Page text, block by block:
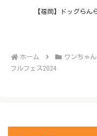
【福岡】ドッグらん
ホーム ワンちゃ
フルフェス2024